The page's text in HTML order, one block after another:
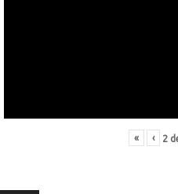
« ‹ 2